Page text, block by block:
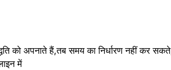
को अपनाते हैं,तब समय का निर्धारण नहीं कर
में